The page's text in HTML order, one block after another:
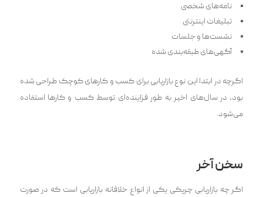
نامه‌های شخصی
تبلیغات اینترنتی
نشست‌ها و جلسات
آگهی‌های طبقه‌بندی ش‍‌‍ده
اگرچه در ابتدا این نوع بازاریابی برای کسب و کار‌های کوچک طراحی شده
بود، در سال‌های اخیر به طور فزاینده‌ای توسط کسب و کار‌ها استفاده
می‌شود.
سخن آخر
اگر چه بازاریابی چریکی یکی از انواع خلاقانه بازاریابی است که در صورت